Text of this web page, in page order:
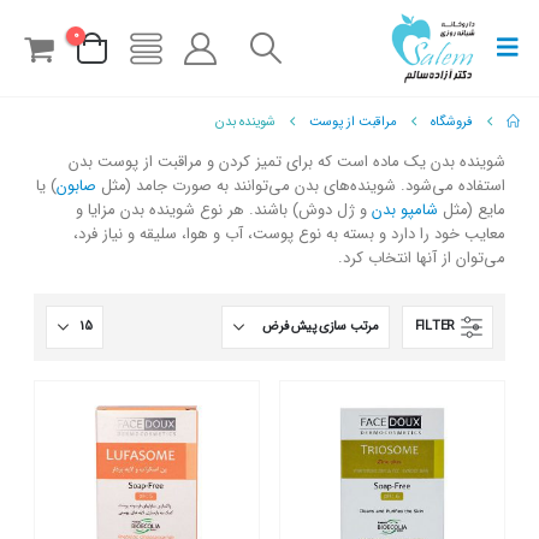
0
فروشگاه مراقبت از پوست شوینده بدن
شوینده بدن یک ماده است که برای تمیز کردن و مراقبت از پوست بدن
استفاده می‌شود. شوینده‌های بدن می‌توانند به صورت جامد (مثل صابون) یا
مایع (مثل شامپو بدنو ژل دوش) باشند. هر نوع شوینده بدن مزایا و
معایب خود را دارد و بسته به نوع پوست، آب و هوا، سلیقه و نیاز فرد،
می‌توان از آنها انتخاب کرد.
FILTER